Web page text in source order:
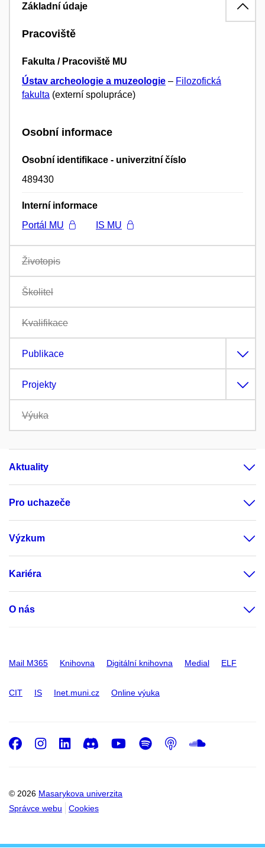
Základní údaje
Pracoviště
Fakulta / Pracoviště MU
Ústav archeologie a muzeologie – Filozofická
fakulta (externí spolupráce)
Osobní informace
Osobní identifikace - univerzitní číslo
489430
Interní informace
Portál MU
IS MU
Životopis
Školitel
Kvalifikace
Publikace
Projekty
Výuka
Aktuality
Pro uchazeče
Výzkum
Kariéra
O nás
Mail M365 Knihovna Digitální knihovna Medial ELF
CIT IS Inet.muni.cz Online výuka
© 2026 Masarykova univerzita
Správce webu
Cookies
Facebook
Instagram
LinkedIn
DiscordYoutube
Spotify
Podcast